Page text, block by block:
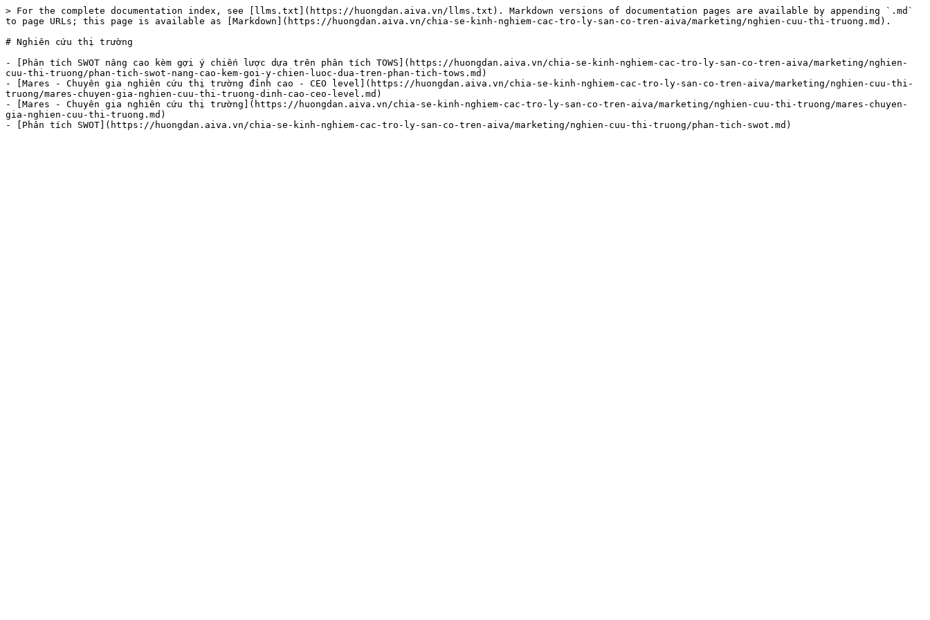
> For the complete documentation index, see [llms.txt](https://huongdan.aiva.vn/llms.txt). Markdown versions of documentation pages are available by appending `.md`
to page URLs; this page is available as [Markdown](https://huongdan.aiva.vn/chia-se-kinh-nghiem-cac-tro-ly-san-co-tren-aiva/marketing/nghien-cuu-thi-truong.md).
# Nghiên cứu thị trường
- [Phân tích SWOT nâng cao kèm gợi ý chiến lược dựa trên phân tích TOWS](https://huongdan.aiva.vn/chia-se-kinh-nghiem-cac-tro-ly-san-co-tren-aiva/marketing/nghien-
cuu-thi-truong/phan-tich-swot-nang-cao-kem-goi-y-chien-luoc-dua-tren-phan-tich-tows.md)
- [Mares - Chuyên gia nghiên cứu thị trường đỉnh cao - CEO level](https://huongdan.aiva.vn/chia-se-kinh-nghiem-cac-tro-ly-san-co-tren-aiva/marketing/nghien-cuu-thi-
truong/mares-chuyen-gia-nghien-cuu-thi-truong-dinh-cao-ceo-level.md)
- [Mares - Chuyên gia nghiên cứu thị trường](https://huongdan.aiva.vn/chia-se-kinh-nghiem-cac-tro-ly-san-co-tren-aiva/marketing/nghien-cuu-thi-truong/mares-chuyen-
gia-nghien-cuu-thi-truong.md)